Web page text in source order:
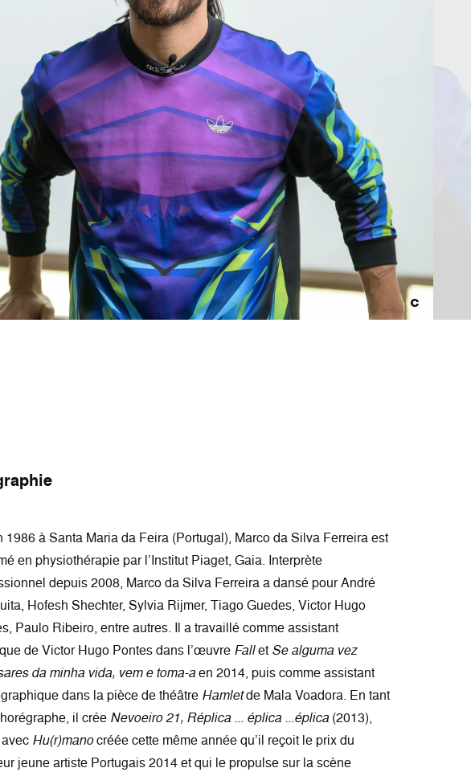
1986 à Santa Maria da Feira (Portugal), Marco da Silva Ferreira est
en physiothérapie par l’Institut Piaget, Gaia. Interprète
depuis 2008, Marco da Silva Ferreira a dansé pour André
Hofesh Shechter, Sylvia Rijmer, Tiago Guedes, Victor Hugo
Paulo Ribeiro, entre autres. Il a travaillé comme assistant
de Victor Hugo Pontes dans l’œuvre Fallet Se alguma vez
da minha vida, vem e toma-aen 2014, puis comme assistant
dans la pièce de théâtre Hamletde Mala Voadora. En tant
il crée Nevoeiro 21, Réplica ... éplica ...éplica (2013),
avec Hu(r)manocréée cette même année qu’il reçoit le prix du
jeune artiste Portugais 2014 et qui le propulse sur la scène